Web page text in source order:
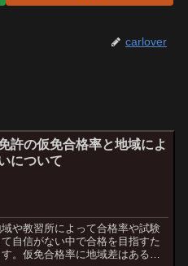
carlover
許の仮免合格率と地域によ
について
や教習所によって合格率や試験
自信がない中で合格を目指すた
。仮免合格率に地域差はあるの